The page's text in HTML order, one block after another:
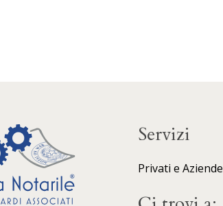
Servizi
Privati e Aziende